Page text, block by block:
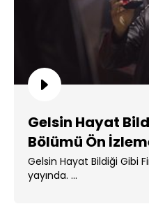
Gelsin Hayat
Bölümü Ön
Gelsin Hayat Bildiği Gibi
yayında. ...